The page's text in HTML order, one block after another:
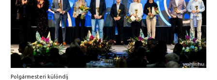
Polgármesteri különdíj